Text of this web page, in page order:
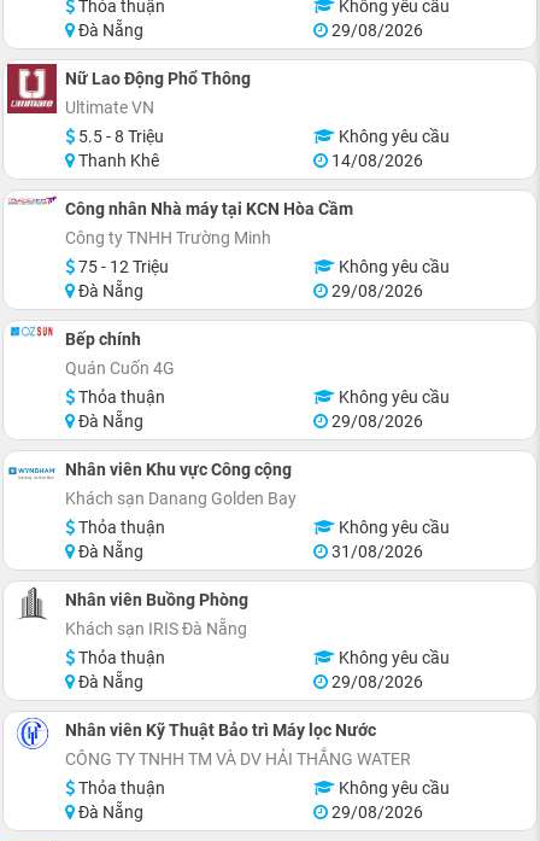
Thỏa thuận
Không yêu cầu
Đà Nẵng
29/08/2026
Nữ Lao Động Phổ Thông
Ultimate VN
5.5 - 8 Triệu
Không yêu cầu
Thanh Khê
14/08/2026
Công nhân Nhà máy tại KCN Hòa Cầm
Công ty TNHH Trường Minh
75 - 12 Triệu
Không yêu cầu
Đà Nẵng
29/08/2026
Bếp chính
Quán Cuốn 4G
Thỏa thuận
Không yêu cầu
Đà Nẵng
29/08/2026
Nhân viên Khu vực Công cộng
Khách sạn Danang Golden Bay
Thỏa thuận
Không yêu cầu
Đà Nẵng
31/08/2026
Nhân viên Buồng Phòng
Khách sạn IRIS Đà Nẵng
Thỏa thuận
Không yêu cầu
Đà Nẵng
29/08/2026
Nhân viên Kỹ Thuật Bảo trì Máy lọc Nước
CÔNG TY TNHH TM VÀ DV HẢI THẮNG WATER
Thỏa thuận
Không yêu cầu
Đà Nẵng
29/08/2026